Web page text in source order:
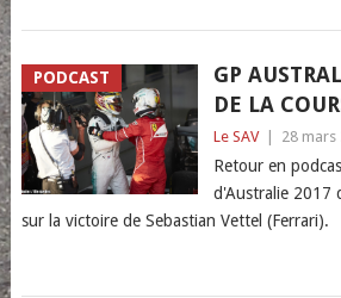
PODCAST
GP
DE LA
Le SAV 28 mars
Retour en
d'Australie 2017
sur la victoire de Sebastian Vettel (Ferrari).